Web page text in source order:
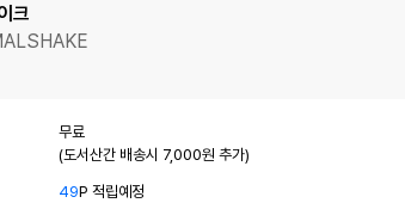
크
무료
(도서산간 배송시 7,000원 추가)
49P 적립예정